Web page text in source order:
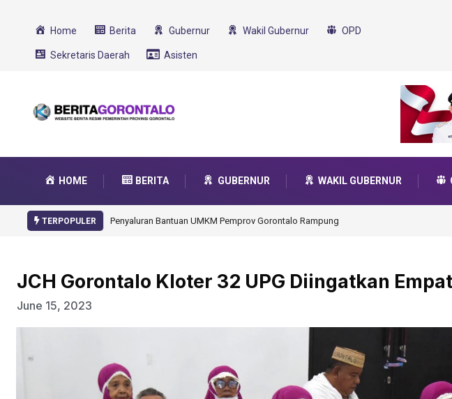
Home Berita Gubernur Wakil Gubernur OPD
Sekretaris Daerah Asisten
HOME BERITA GUBERNUR WAKIL GUBERNUR
TERPOPULER Gorontalo Ikut Dukung Program SMA Unggul Garuda
JCH Gorontalo Kloter 32 UPG Diingatkan
June 15, 2023